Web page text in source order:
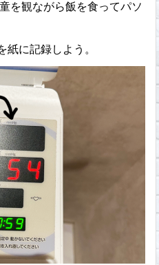
を観ながら飯を食ってパソ
紙に記録しよう。